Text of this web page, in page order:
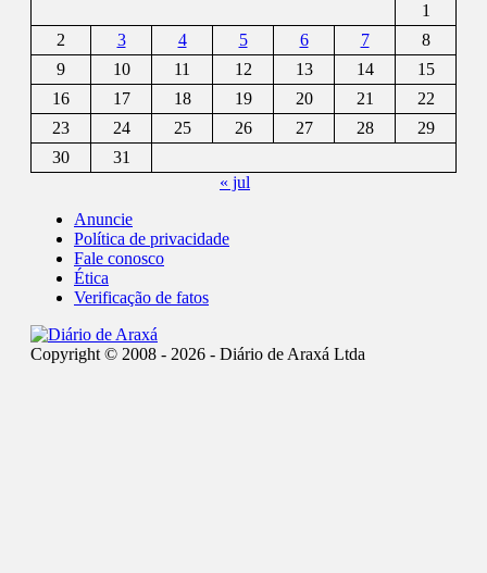
1
2
3 4 5 6 7
8
9
10 11 12 13 14
15
16
17 18 19 20 21
22
23
24 25 26 27 28
29
30
31
« jul
Anuncie
Política de privacidade
Fale conosco
Ética
Verificação de fatos
Copyright © 2008 - 2026 - Diário de Araxá Ltda